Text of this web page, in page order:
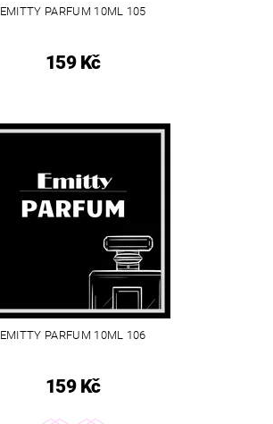
EMITTY PARFUM 10ML 105
159 Kč
EMITTY PARFUM 10ML 106
159 Kč